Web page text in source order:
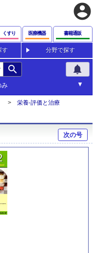
account_circle
くすり 医療機器 書籍通販
す 分野で探す
search notifications
み
栄養-評価と治療
次の号